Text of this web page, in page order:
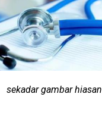
sekadar gambar hiasan